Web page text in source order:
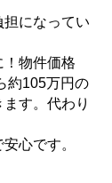
担になってい
！物件価格
約105万円の
す。代わり
心です。